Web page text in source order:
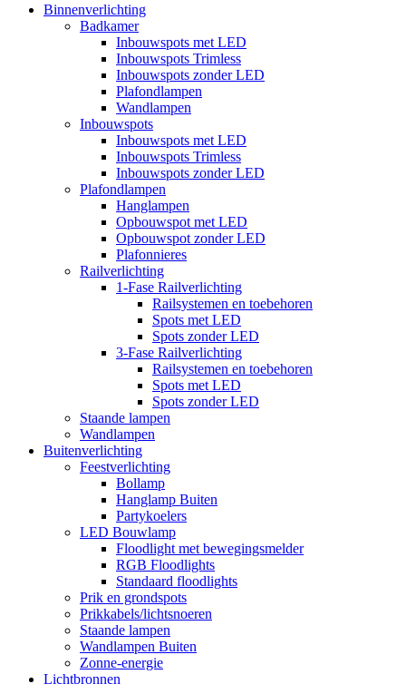
Binnenverlichting
Badkamer
Inbouwspots met LED
Inbouwspots Trimless
Inbouwspots zonder LED
Plafondlampen
Wandlampen
Inbouwspots
Inbouwspots met LED
Inbouwspots Trimless
Inbouwspots zonder LED
Plafondlampen
Hanglampen
Opbouwspot met LED
Opbouwspot zonder LED
Plafonnieres
Railverlichting
1-Fase Railverlichting
Railsystemen en toebehoren
Spots met LED
Spots zonder LED
3-Fase Railverlichting
Railsystemen en toebehoren
Spots met LED
Spots zonder LED
Staande lampen
Wandlampen
Buitenverlichting
Feestverlichting
Bollamp
Hanglamp Buiten
Partykoelers
LED Bouwlamp
Floodlight met bewegingsmelder
RGB Floodlights
Standaard floodlights
Prik en grondspots
Prikkabels/lichtsnoeren
Staande lampen
Wandlampen Buiten
Zonne-energie
Lichtbronnen